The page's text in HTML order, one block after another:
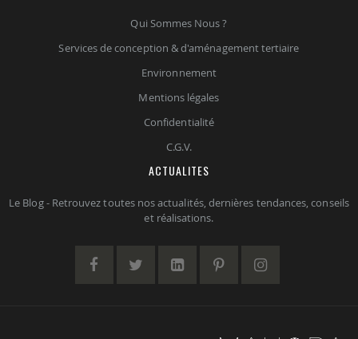
Qui Sommes Nous ?
Services de conception & d'aménagement tertiaire
Environnement
Mentions légales
Confidentialité
C.G.V.
ACTUALITES
Le Blog - Retrouvez toutes nos actualités, dernières tendances, conseils
et réalisations.